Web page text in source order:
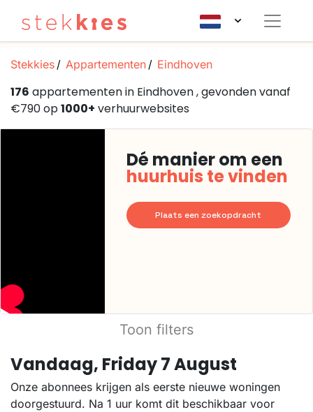
Stekkies Appartementen Eindhoven
176 appartementen in Eindhoven , gevonden vanaf
€790 op1000+ verhuurwebsites
Dé manier om een
huurhuis te vinden
Plaats een zoekopdracht
Toon filters
Vandaag, Friday 7 August
Onze abonnees krijgen als eerste nieuwe woningen
doorgestuurd. Na 1 uur komt dit beschikbaar voor